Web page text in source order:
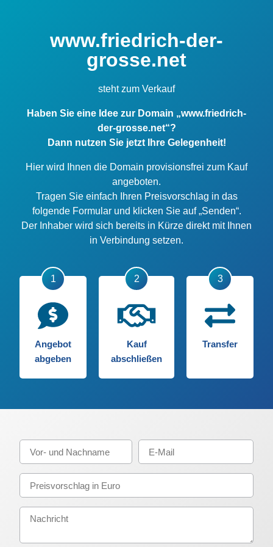
www.friedrich-der-
grosse.net
steht zum Verkauf
Haben Sie eine Idee zur Domain „www.friedrich-
der-grosse.net“?
Dann nutzen Sie jetzt Ihre Gelegenheit!
Hier wird Ihnen die Domain provisionsfrei zum Kauf
angeboten.
Tragen Sie einfach Ihren Preisvorschlag in das
folgende Formular und klicken Sie auf „Senden“.
Der Inhaber wird sich bereits in Kürze direkt mit Ihnen
in Verbindung setzen.
Angebot
abgeben
Kauf
abschließen
Transfer